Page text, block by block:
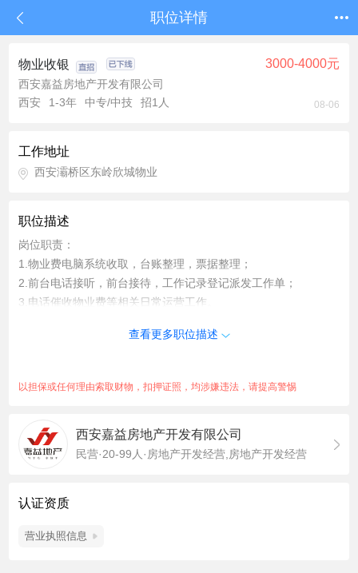
职位详情
物业收银 3000-4000元
西安嘉益房地产开发有限公司
西安
1-3年 中专/中技 招1人 08-06
工作地址
西安灞桥区东岭欣城物业
职位描述
岗位职责：
1.物业费电脑系统收取，台账整理，票据整理；
2.前台电话接听，前台接待，工作记录登记派发工作单；
3.电话催收物业费等相关日常运营工作。
理类相关专业中专及以上学历； 3、具有高度的责任心，良好的
查看更多职位描述
以担保或任何理由索取财物，扣押证照，均涉嫌违法，请提高警惕
西安嘉益房地产开发有限公司
民营·20-99人·房地产开发经营,房地产开发经营
认证资质
营业执照信息